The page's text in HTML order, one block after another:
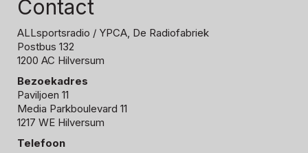
Contact
ALLsportsradio / YPCA, De Radiofabriek
Postbus 132
1200 AC Hilversum
Bezoekadres
Paviljoen 11
Media Parkboulevard 11
1217 WE Hilversum
Telefoon